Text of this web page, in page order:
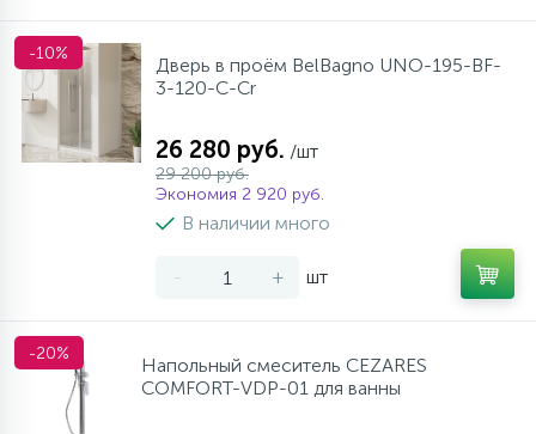
-10%
Дверь в проём BelBagno UNO-195-BF-
3-120-C-Cr
26 280 руб. /шт
29 200 руб.
Экономия 2 920 руб.
В наличии много
- + шт
-20%
Напольный смеситель CEZARES
COMFORT-VDP-01 для ванны